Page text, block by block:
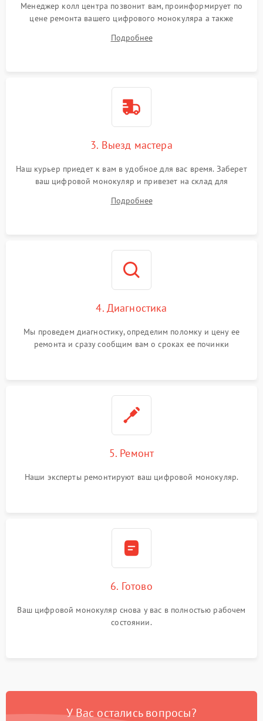
Повреждение печатной
платы
Менеджер колл центра позвонит вам, проинформирует по
цене ремонта вашего цифрового монокуляра а также
Подробнее
3. Выезд мастера
Наш курьер приедет к вам в удобное для вас время. Заберет
ваш цифровой монокуляр и привезет на склад для
Подробнее
4. Диагностика
Мы проведем диагностику, определим поломку и цену ее
ремонта и сразу сообщим вам о сроках ее починки
5. Ремонт
Наши эксперты ремонтируют ваш цифровой монокуляр.
6. Готово
Ваш цифровой монокуляр снова у вас в полностью рабочем
состоянии.
У Вас остались вопросы?